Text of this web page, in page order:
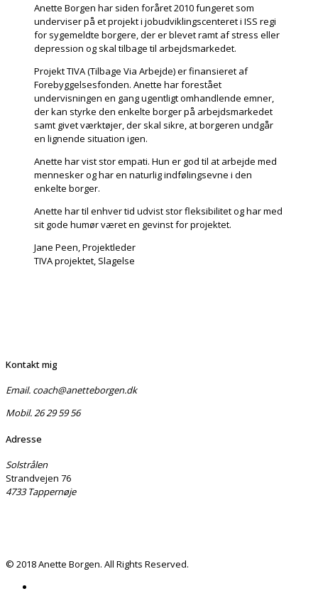
Anette Borgen har siden foråret 2010 fungeret som
underviser på et projekt i jobudviklingscenteret i ISS regi
for sygemeldte borgere, der er blevet ramt af stress eller
depression og skal tilbage til arbejdsmarkedet.
Projekt TIVA (Tilbage Via Arbejde) er finansieret af
Forebyggelsesfonden. Anette har forestået
undervisningen en gang ugentligt omhandlende emner,
der kan styrke den enkelte borger på arbejdsmarkedet
samt givet værktøjer, der skal sikre, at borgeren undgår
en lignende situation igen.
Anette har vist stor empati. Hun er god til at arbejde med
mennesker og har en naturlig indfølingsevne i den
enkelte borger.
Anette har til enhver tid udvist stor fleksibilitet og har med
sit gode humør været en gevinst for projektet.
Jane Peen, Projektleder
TIVA projektet, Slagelse
Kontakt mig
Email. coach@anetteborgen.dk
Mobil. 26 29 59 56
Adresse
Solstrålen
Strandvejen 76
4733 Tappernøje
© 2018 Anette Borgen. All Rights Reserved.